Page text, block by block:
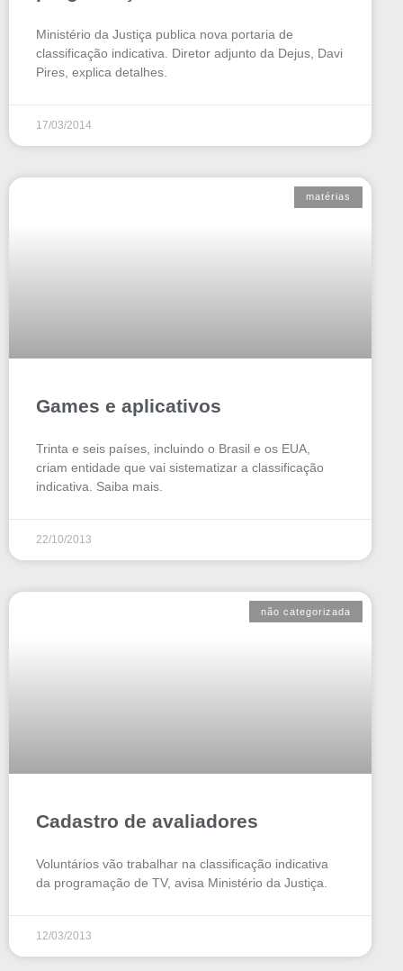
Ministério da Justiça publica nova portaria de
classificação indicativa. Diretor adjunto da Dejus, Davi
Pires, explica detalhes.
17/03/2014
matérias
Games e aplicativos
Trinta e seis países, incluindo o Brasil e os EUA,
criam entidade que vai sistematizar a classificação
indicativa. Saiba mais.
22/10/2013
não categorizada
Cadastro de avaliadores
Voluntários vão trabalhar na classificação indicativa
da programação de TV, avisa Ministério da Justiça.
12/03/2013